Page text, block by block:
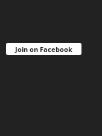
Join on Facebook